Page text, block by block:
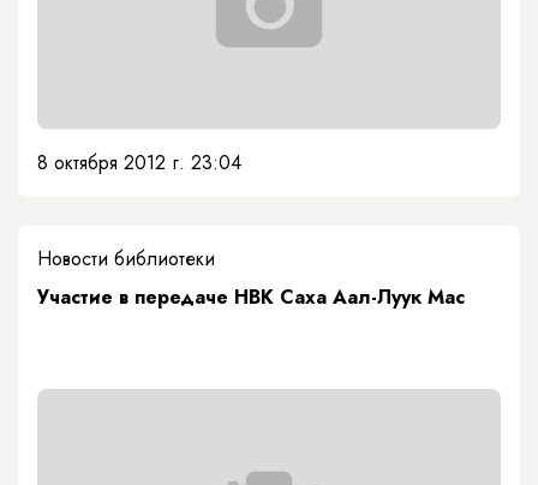
8 октября 2012 г. 23:04
Новости библиотеки
Участие в передаче НВК Саха Аал-Луук Мас